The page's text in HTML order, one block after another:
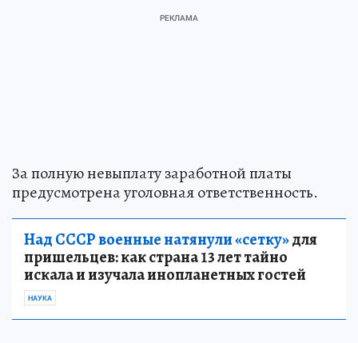
За полную невыплату заработной платы
предусмотрена уголовная ответственность.
Над СССР военные натянули «сетку»для
пришельцев: как страна 13 лет тайно
искала и изучала инопланетных гостей
НАУКА